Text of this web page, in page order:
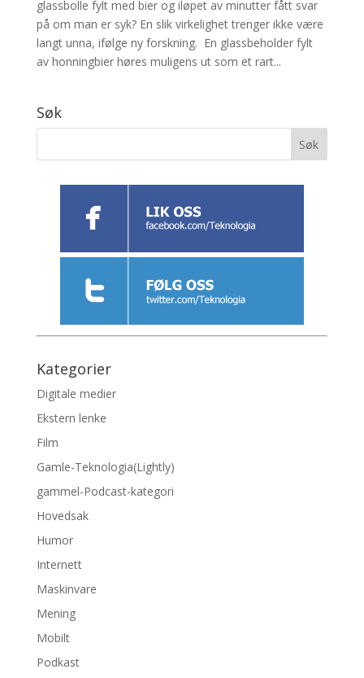
glassbolle fylt med bier og iløpet av minutter fått svar
på om man er syk? En slik virkelighet trenger ikke være
langt unna, ifølge ny forskning. En glassbeholder fylt
av honningbier høres muligens ut som et rart...
Søk
Kategorier
Digitale medier
Ekstern lenke
Film
Gamle-Teknologia(Lightly)
gammel-Podcast-kategori
Hovedsak
Humor
Internett
Maskinvare
Mening
Mobilt
Podkast